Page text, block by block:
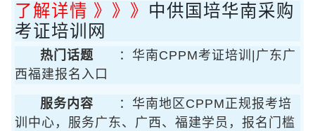
了解详情 》》》 中供国培华南采购
考证培训网
热门话题
：华南CPPM考证培训|广东广
西福建报名入口
服务内容
：华南地区CPPM正规报考培
训中心，服务广东、广西、福建学员，报名门槛